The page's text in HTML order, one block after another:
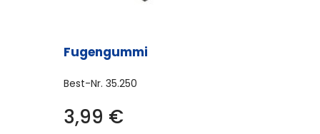
Fugengummi
Best-Nr. 35.250
3,99 €